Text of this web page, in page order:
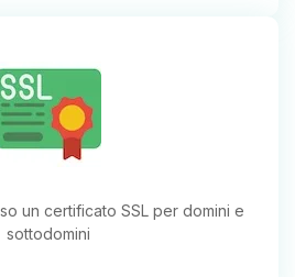
un certificato SSL per domini e
sottodomini